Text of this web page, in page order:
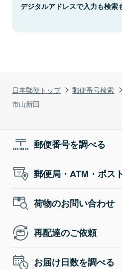
日本郵便トップ 郵便番号検索
市山新田
デジタルアドレスで入力も検索
郵便番号を調べる
郵便局・ATM・ポス
荷物のお問い合わせ
再配達のご依頼
お届け日数を調べる